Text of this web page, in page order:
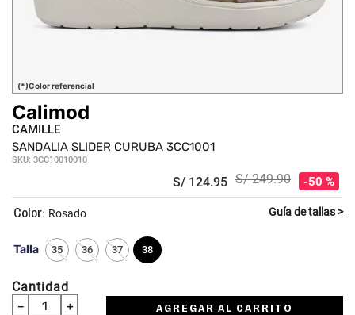
(*)Color referencial
Calimod
CAMILLE
SANDALIA SLIDER CURUBA 3CC1001
SKU: 3CC10010010
S/ 124.95 S/ 249.90 50 %
Talla 35 36 37 38
: Rosado
Cantidad
＋
－ AGREGAR AL CARRITO